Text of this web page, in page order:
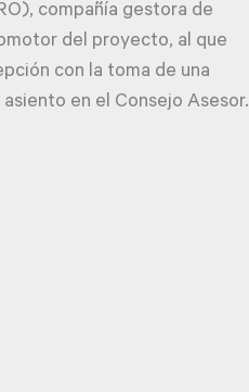
compañía gestora de
del proyecto, al que
con la toma de una
en el Consejo Asesor.